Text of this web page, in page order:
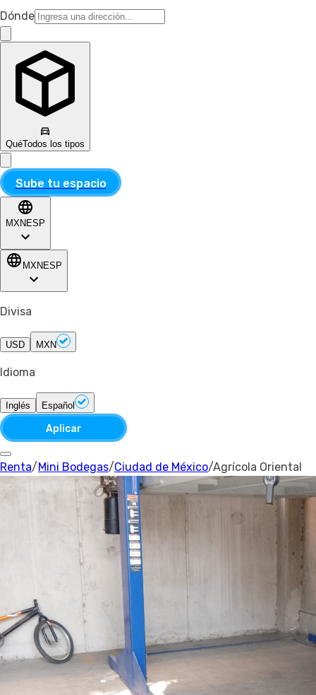
Dónde
QuéTodos los tipos
Sube tu espacio
MXN ESP
MXN ESP
Divisa
USD MXN
Idioma
Inglés Español
Aplicar
Renta/ Mini Bodegas/Ciudad de México/Agrícola Oriental